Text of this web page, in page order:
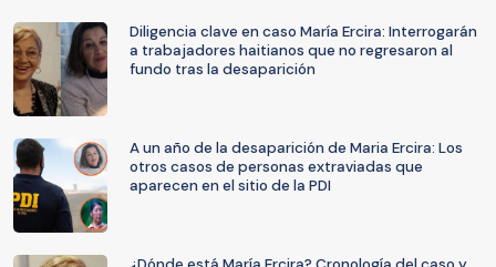
Diligencia clave en caso María Ercira: Interrogarán
a trabajadores haitianos que no regresaron al
fundo tras la desaparición
A un año de la desaparición de Maria Ercira: Los
otros casos de personas extraviadas que
aparecen en el sitio de la PDI